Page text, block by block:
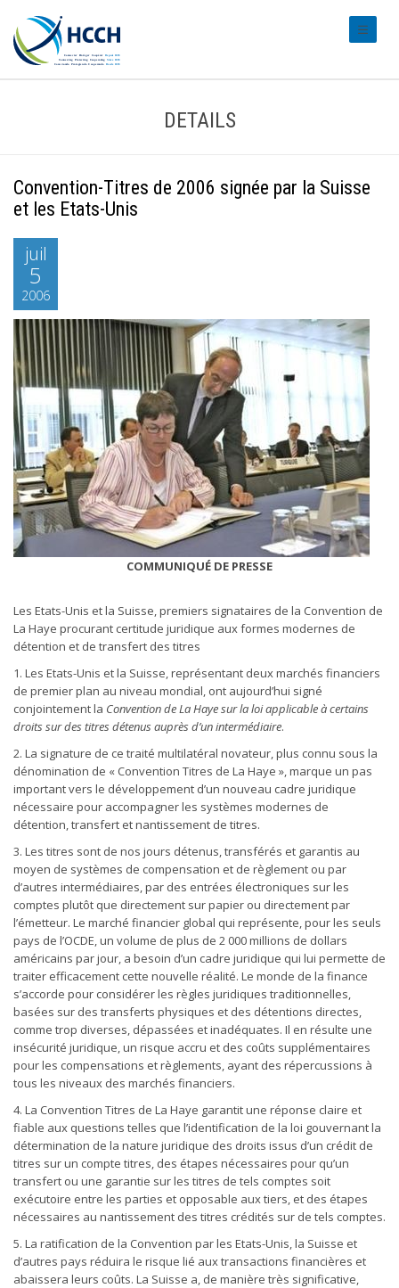
DETAILS
Convention-Titres de 2006 signée par la Suisse
et les Etats-Unis
juil
5
2006
COMMUNIQUÉ DE PRESSE
Les Etats-Unis et la Suisse, premiers signataires de la Convention de
La Haye procurant certitude juridique aux formes modernes de
détention et de transfert des titres
1. Les Etats-Unis et la Suisse, représentant deux marchés financiers
de premier plan au niveau mondial, ont aujourd’hui signé
conjointement la Convention de La Haye sur la loi applicable à certains
droits sur des titres détenus auprès d’un intermédiaire.
2. La signature de ce traité multilatéral novateur, plus connu sous la
dénomination de « Convention Titres de La Haye », marque un pas
important vers le développement d’un nouveau cadre juridique
nécessaire pour accompagner les systèmes modernes de
détention, transfert et nantissement de titres.
3. Les titres sont de nos jours détenus, transférés et garantis au
moyen de systèmes de compensation et de règlement ou par
d’autres intermédiaires, par des entrées électroniques sur les
comptes plutôt que directement sur papier ou directement par
l’émetteur. Le marché financier global qui représente, pour les seuls
pays de l’OCDE, un volume de plus de 2 000 millions de dollars
américains par jour, a besoin d’un cadre juridique qui lui permette de
traiter efficacement cette nouvelle réalité. Le monde de la finance
s’accorde pour considérer les règles juridiques traditionnelles,
basées sur des transferts physiques et des détentions directes,
comme trop diverses, dépassées et inadéquates. Il en résulte une
insécurité juridique, un risque accru et des coûts supplémentaires
pour les compensations et règlements, ayant des répercussions à
tous les niveaux des marchés financiers.
4. La Convention Titres de La Haye garantit une réponse claire et
fiable aux questions telles que l’identification de la loi gouvernant la
détermination de la nature juridique des droits issus d’un crédit de
titres sur un compte titres, des étapes nécessaires pour qu’un
transfert ou une garantie sur les titres de tels comptes soit
exécutoire entre les parties et opposable aux tiers, et des étapes
nécessaires au nantissement des titres crédités sur de tels comptes.
5. La ratification de la Convention par les Etats-Unis, la Suisse et
d’autres pays réduira le risque lié aux transactions financières et
abaissera leurs coûts. La Suisse a, de manière très significative,